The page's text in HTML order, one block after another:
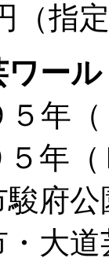
指
ワー
年
年
府
道